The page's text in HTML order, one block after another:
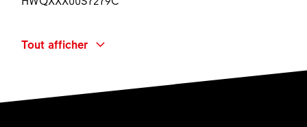
Plug In RWS MTB - Rod only
-
Tout afficher